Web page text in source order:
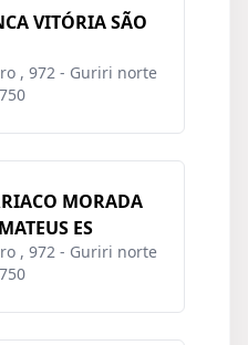
VITÓRIA SÃO
, 972 - Guriri norte
MORADA
ES
, 972 - Guriri norte